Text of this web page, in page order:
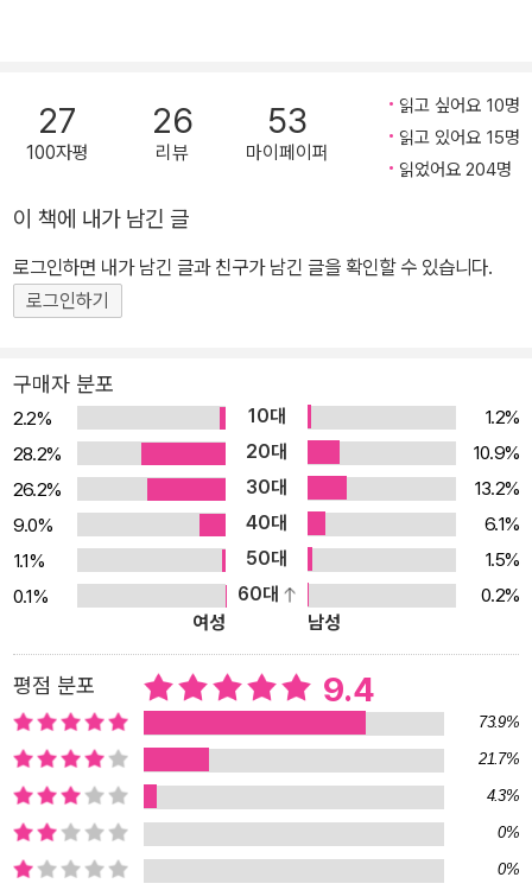
27
100자평
26
리뷰
53
마이페이퍼
읽고 싶어요 10명
읽고 있어요 15명
읽었어요 204명
이 책에 내가 남긴 글
로그인하면 내가 남긴 글과 친구가 남긴 글을 확인할 수 있습니다.
로그인하기
구매자 분포
2.2% 10대
1.2%
28.2%
20대
10.9%
26.2%
30대
13.2%
9.0%
40대
6.1%
1.1%
50대
1.5%
0.1%
60대
0.2%
여성
남성
평점 분포 9.4
73.9%
21.7%
4.3%
0%
0%